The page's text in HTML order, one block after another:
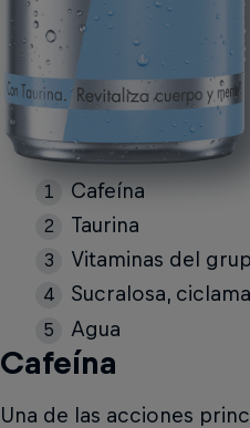
Cafeína
Taurina
Vitaminas del
Sucralosa,
Agua
Cafeína
Una de las acciones